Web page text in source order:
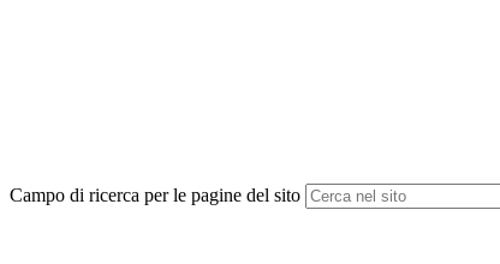
Campo di ricerca per le pagine del sito